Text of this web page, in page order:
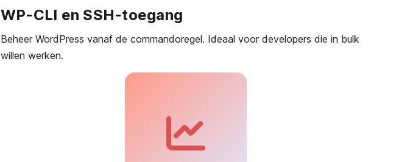
WP-CLI en SSH-toegang
Beheer WordPress vanaf de commandoregel. Ideaal voor developers die in bulk
willen werken.